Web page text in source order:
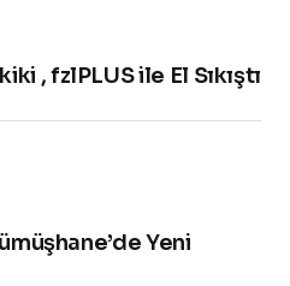
, fzlPLUS ile El Sıkıştı
Yeni